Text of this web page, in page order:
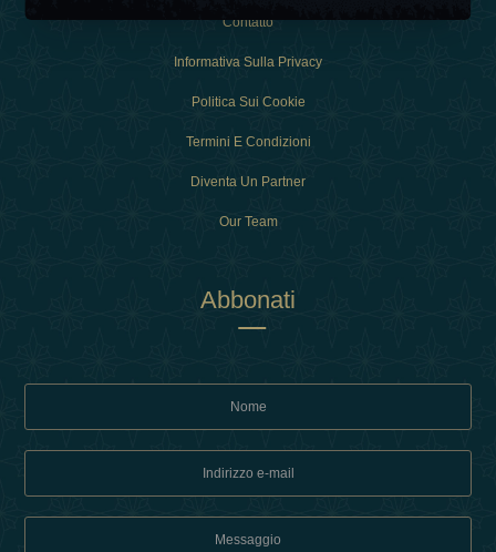
Contatto
Informativa Sulla Privacy
Politica Sui Cookie
Termini E Condizioni
Diventa Un Partner
Our Team
Abbonati